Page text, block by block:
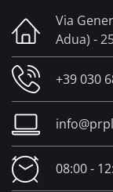
Via
Adua) -
+39 030
08:00 -